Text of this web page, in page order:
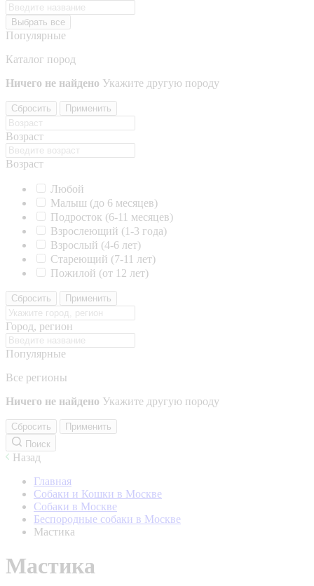
Выбрать все
Популярные
Каталог пород
Ничего не найдено Укажите другую породу
Сбросить Применить
Возраст
Возраст
Любой
Малыш (до 6 месяцев)
Подросток (6-11 месяцев)
Взрослеющий (1-3 года)
Взрослый (4-6 лет)
Стареющий (7-11 лет)
Пожилой (от 12 лет)
Сбросить Применить
Город, регион
Популярные
Все регионы
Ничего не найдено Укажите другую породу
Сбросить
Применить
Поиск
Назад
Главная
Собаки и Кошки в Москве
Собаки в Москве
Беспородные собаки в Москве
Мастика
Мастика